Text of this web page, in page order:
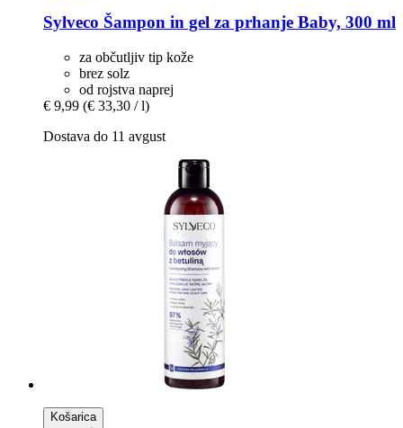
Sylveco Šampon in gel za prhanje Baby, 300 ml
za občutljiv tip kože
brez solz
od rojstva naprej
€ 9,99 (€ 33,30 / l)
Dostava do 11 avgust
Košarica